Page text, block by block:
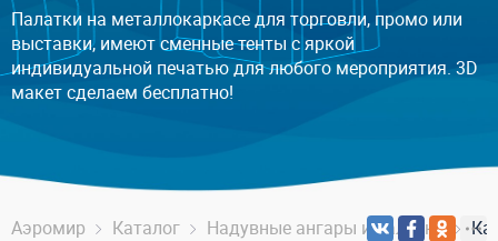
Палатки на металлокаркасе для торговли, промо или
выставки, имеют сменные тенты с яркой
индивидуальной печатью для любого мероприятия. 3D
макет сделаем бесплатно!
Аэромир Каталог Надувные ангары и палатки